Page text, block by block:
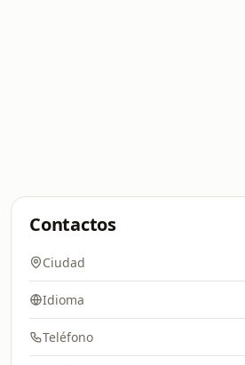
Contactos
Ciudad
Idioma
Teléfono